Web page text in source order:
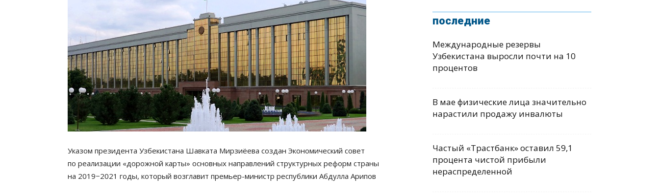
Указом президента Узбекистана Шавката Мирзиёева создан Экономический совет
по реализации «дорожной карты» основных направлений структурных реформ страны
на 2019−2021 годы, который возглавит премьер-министр республики Абдулла Арипов
последние
Международные резервы
Узбекистана выросли почти на 10
процентов
В мае физические лица значительно
нарастили продажу инвалюты
Частый «Трастбанк» оставил 59,1
процента чистой прибыли
нераспределенной